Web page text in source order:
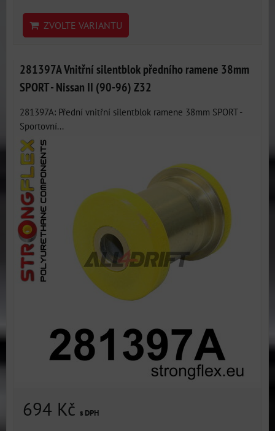
ZVOLTE VARIANTU
281397A Vnitřní silentblok předního ramene 38mm
SPORT - Nissan II (90-96) Z32
281397A: Přední vnitřní silentblok ramene 38mm SPORT -
Sportovní...
694 Kč s DPH